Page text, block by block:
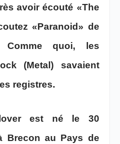
avoir écouté «The
«Paranoid» de
Comme quoi, les
(Metal) savaient
registres.
est né le 30
Brecon au Pays de